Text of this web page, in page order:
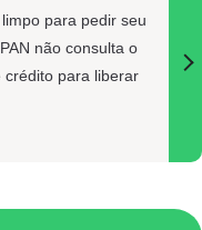
para pedir seu
não consulta o
crédito para liberar